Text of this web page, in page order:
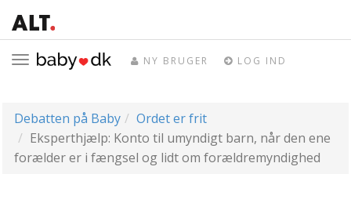
Toggle
NY BRUGER LOG IND
Debatten på Baby
Ordet er frit
Eksperthjælp: Konto til umyndigt barn, når den ene
forælder er i fængsel og lidt om forældremyndighed